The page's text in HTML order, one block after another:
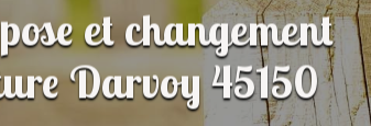
et changement
Darvoy 45150